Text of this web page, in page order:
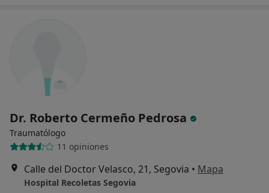
Dr. Roberto Cermeño Pedrosa
Traumatólogo
11 opiniones
Calle del Doctor Velasco, 21, Segovia • Mapa
Hospital Recoletas Segovia